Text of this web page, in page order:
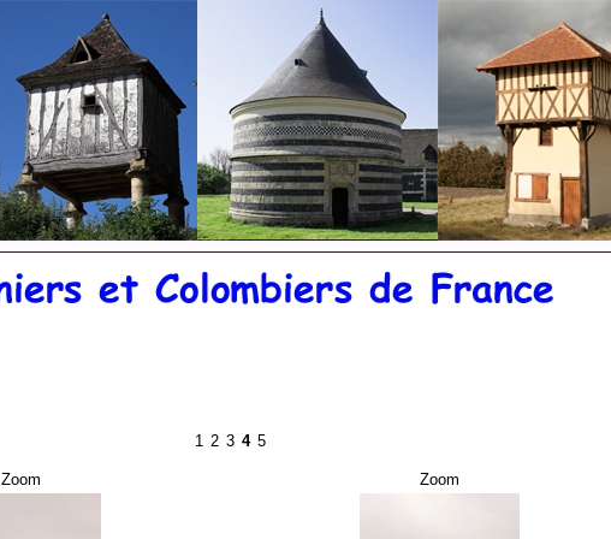
1 2 3 4 5
Zoom Zoom